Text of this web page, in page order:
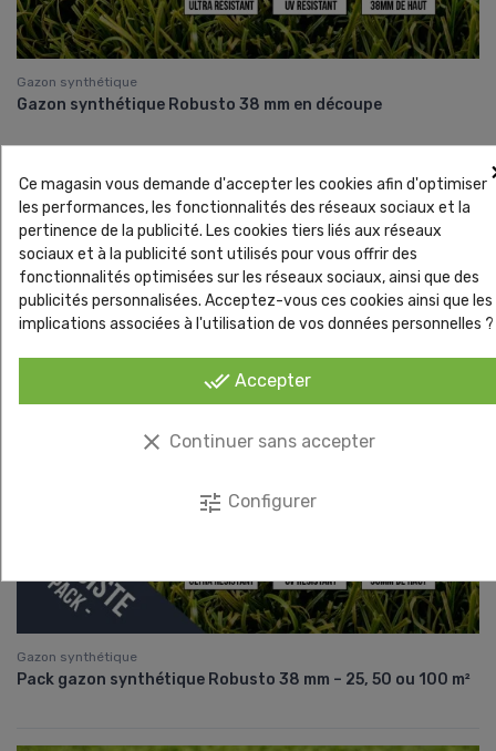
Gazon synthétique
Gazon synthétique Robusto 38 mm en découpe
Gazon synthétique
Pack gazon synthétique Robusto 38 mm – 25, 50 ou 100 m²
Ce magasin vous demande d'accepter les cookies afin d'optimiser
les performances, les fonctionnalités des réseaux sociaux et la
pertinence de la publicité. Les cookies tiers liés aux réseaux
sociaux et à la publicité sont utilisés pour vous offrir des
fonctionnalités optimisées sur les réseaux sociaux, ainsi que des
publicités personnalisées. Acceptez-vous ces cookies ainsi que les
implications associées à l'utilisation de vos données personnelles ?
done_all Accepter
clear Continuer sans accepter
tune Configurer